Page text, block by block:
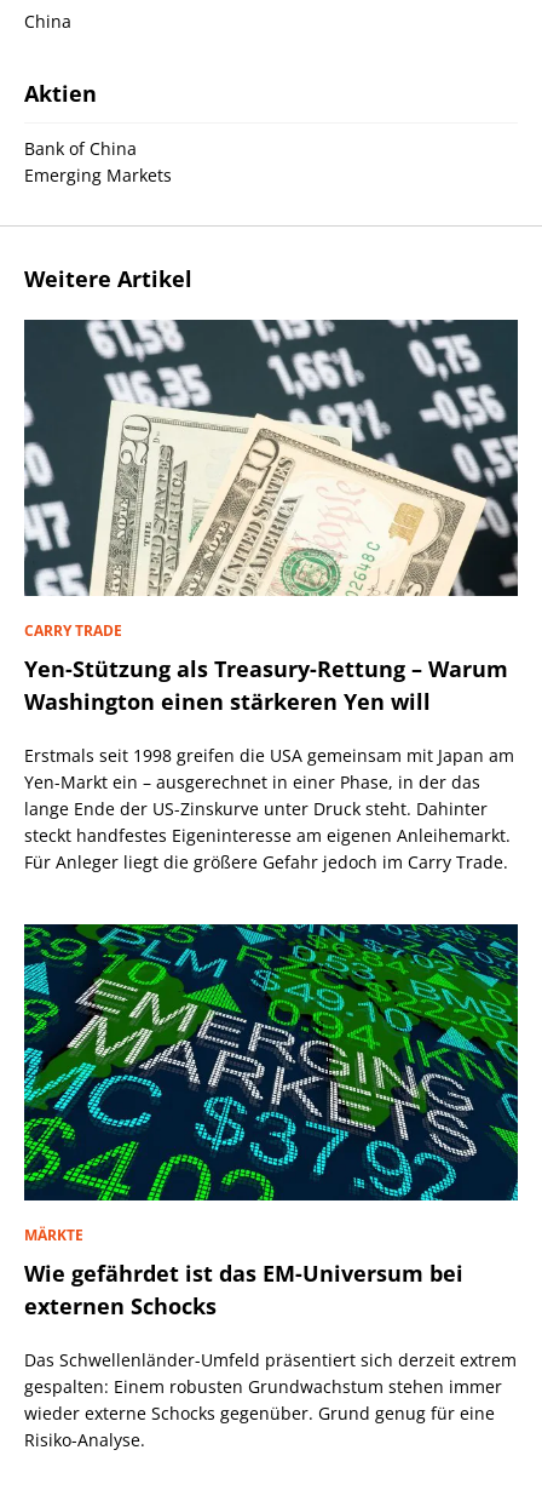
China
Aktien
Bank of China
Emerging Markets
Weitere Artikel
CARRY TRADE
Yen-Stützung als Treasury-Rettung – Warum
Washington einen stärkeren Yen will
Erstmals seit 1998 greifen die USA gemeinsam mit Japan am
Yen-Markt ein – ausgerechnet in einer Phase, in der das
lange Ende der US-Zinskurve unter Druck steht. Dahinter
steckt handfestes Eigeninteresse am eigenen Anleihemarkt.
Für Anleger liegt die größere Gefahr jedoch im Carry Trade.
MÄRKTE
Wie gefährdet ist das EM-Universum bei
externen Schocks
Das Schwellenländer-Umfeld präsentiert sich derzeit extrem
gespalten: Einem robusten Grundwachstum stehen immer
wieder externe Schocks gegenüber. Grund genug für eine
Risiko-Analyse.